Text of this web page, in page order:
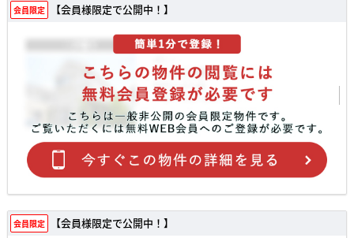
会員限定 【会員様限定で公開中！】
会員限定 【会員様限定で公開中！】